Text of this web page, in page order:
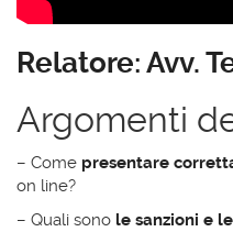
Relatore: Avv.
Argomenti
– Come presentare
on line?
– Quali sono le sanzioni e